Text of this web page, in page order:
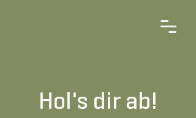
Hol's dir ab!